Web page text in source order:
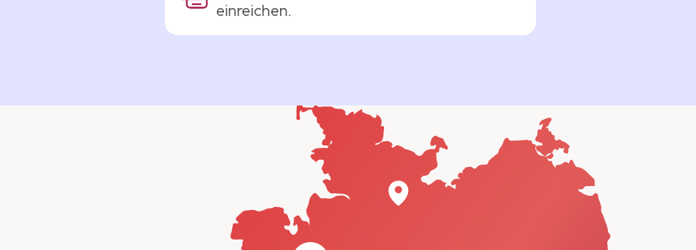
einreichen.